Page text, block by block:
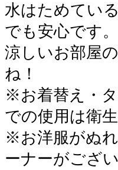
水はためてい
でも安心です。
涼しいお部屋
ね！
※お着替え・
での使用は衛
※お洋服がぬ
ーナーがござ